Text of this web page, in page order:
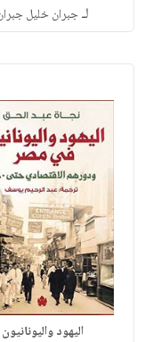
لـجبران خليل
اليهود واليونانيون